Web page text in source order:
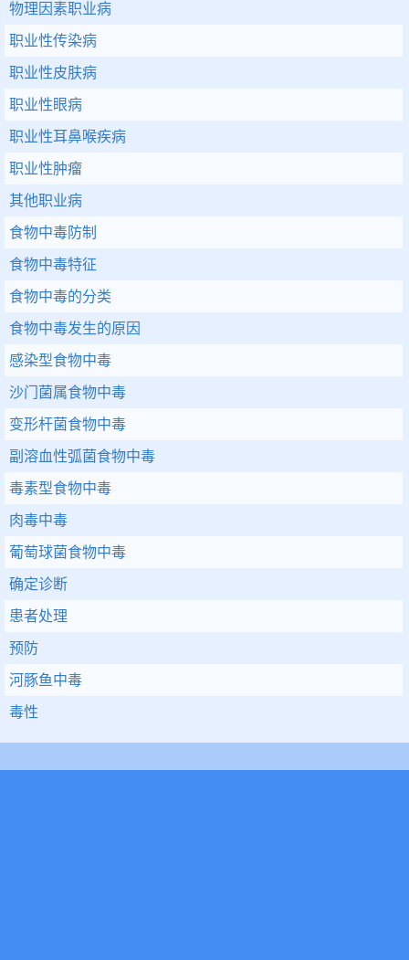
物理因素职业病
职业性传染病
职业性皮肤病
职业性眼病
职业性耳鼻喉疾病
职业性肿瘤
其他职业病
食物中毒防制
食物中毒特征
食物中毒的分类
食物中毒发生的原因
感染型食物中毒
沙门菌属食物中毒
变形杆菌食物中毒
副溶血性弧菌食物中毒
毒素型食物中毒
肉毒中毒
葡萄球菌食物中毒
确定诊断
患者处理
预防
河豚鱼中毒
毒性